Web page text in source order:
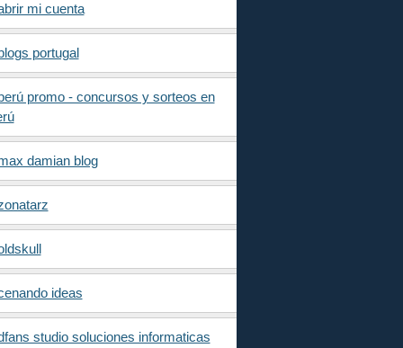
mi cuenta
portugal
promo - concursos y sorteos en
damian blog
ideas
studio soluciones informaticas